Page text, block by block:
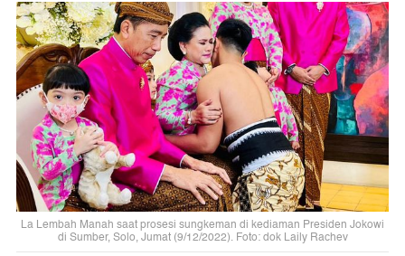
La Lembah Manah saat prosesi sungkeman di kediaman Presiden Jokowi
di Sumber, Solo, Jumat (9/12/2022). Foto: dok Laily Rachev